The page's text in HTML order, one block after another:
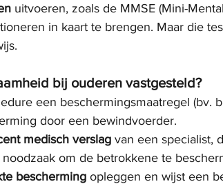
uitvoeren, zoals de MMSE (Mini-
in kaart te brengen. Maar die
bij ouderen vastgesteld?
een beschermingsmaatregel (bv.
door een bewindvoerder.
medisch verslag van een specialist,
om de betrokkene te
bescherming opleggen en wijst een